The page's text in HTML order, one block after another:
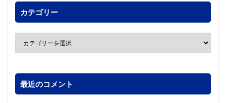
カテゴリー
最近のコメント